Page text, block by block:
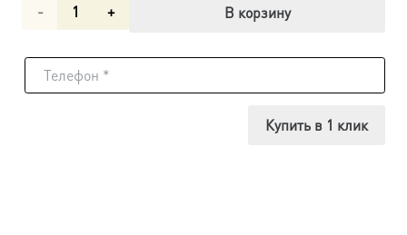
Количество
Икона
В корзину
Купить в 1 клик